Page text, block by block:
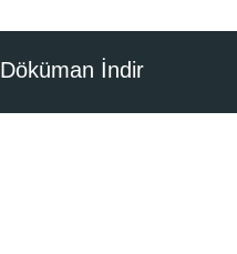
Döküman İndir